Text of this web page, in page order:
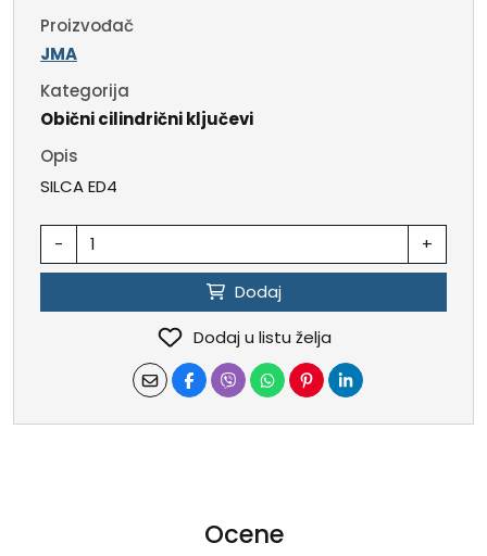
Proizvođač
JMA
Kategorija
Obični cilindrični ključevi
Opis
SILCA ED4
- +
Dodaj
Dodaj u listu želja
Ocene